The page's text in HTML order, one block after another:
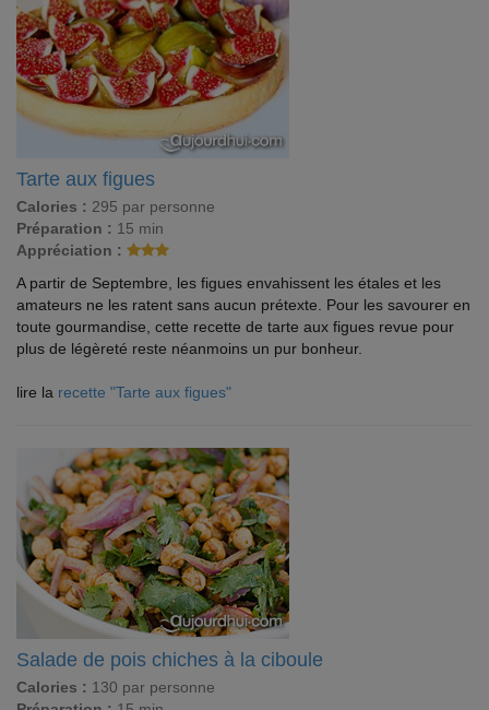
Tarte aux figues
Calories : 295 par personne
Préparation : 15 min
Appréciation :
A partir de Septembre, les figues envahissent les étales et les
amateurs ne les ratent sans aucun prétexte. Pour les savourer en
toute gourmandise, cette recette de tarte aux figues revue pour
plus de légèreté reste néanmoins un pur bonheur.
lire la recette "Tarte aux figues"
Salade de pois chiches à la ciboule
Calories : 130 par personne